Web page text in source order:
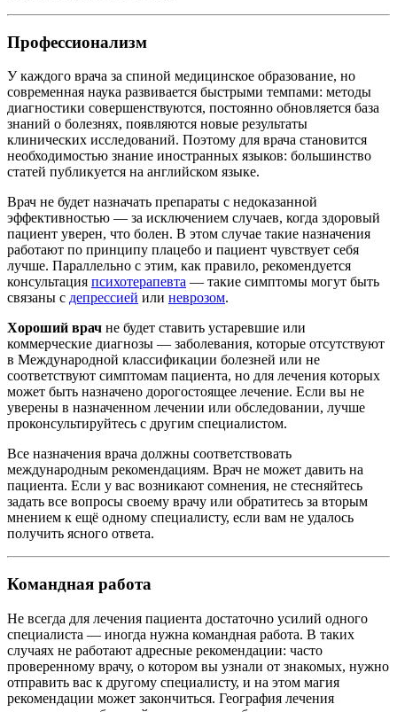
Профессионализм
У каждого врача за спиной медицинское образование, но
современная наука развивается быстрыми темпами: методы
диагностики совершенствуются, постоянно обновляется база
знаний о болезнях, появляются новые результаты
клинических исследований. Поэтому для врача становится
необходимостью знание иностранных языков: большинство
статей публикуется на английском языке.
Врач не будет назначать препараты с недоказанной
эффективностью — за исключением случаев, когда здоровый
пациент уверен, что болен. В этом случае такие назначения
работают по принципу плацебо и пациент чувствует себя
лучше. Параллельно с этим, как правило, рекомендуется
консультация психотерапевта — такие симптомы могут быть
связаны с депрессией или неврозом.
Хороший врач не будет ставить устаревшие или
коммерческие диагнозы — заболевания, которые отсутствуют
в Международной классификации болезней или не
соответствуют симптомам пациента, но для лечения которых
может быть назначено дорогостоящее лечение. Если вы не
уверены в назначенном лечении или обследовании, лучше
проконсультируйтесь с другим специалистом.
Все назначения врача должны соответствовать
международным рекомендациям. Врач не может давить на
пациента. Если у вас возникают сомнения, не стесняйтесь
задать все вопросы своему врачу или обратитесь за вторым
мнением к ещё одному специалисту, если вам не удалось
получить ясного ответа.
Командная работа
Не всегда для лечения пациента достаточно усилий одного
специалиста — иногда нужна командная работа. В таких
случаях не работают адресные рекомендации: часто
проверенному врачу, о котором вы узнали от знакомых, нужно
отправить вас к другому специалисту, и на этом магия
рекомендации может закончиться. География лечения